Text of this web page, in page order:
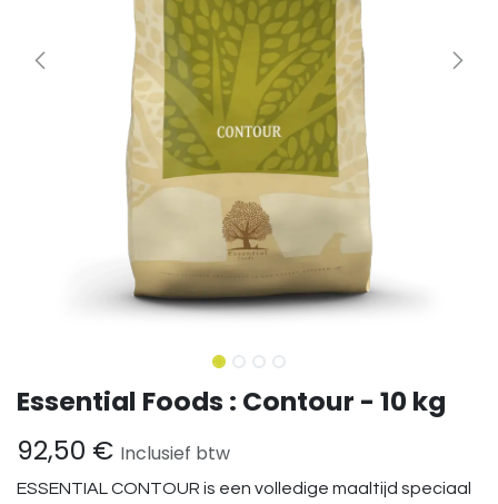
Essential Foods : Contour - 10 kg
92,50 € Inclusief btw
ESSENTIAL CONTOUR is een volledige maaltijd speciaal